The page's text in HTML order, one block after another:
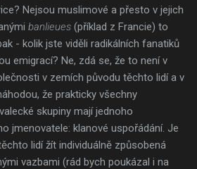
Nejsou muslimové a přesto v jejich
banlieues (příklad z Francie) to
- kolik jste viděli radikálních fanatiků
emigrací? Ne, zdá se, že to není v
v zemích původu těchto lidí a v
že prakticky všechny
skupiny mají jednoho
jmenovatele: klanové uspořádání. Je
lidí žít individuálně způsobená
vazbami (rád bych poukázal i na